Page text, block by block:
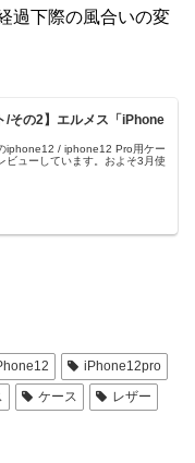
過下際の風合いの変
/その2】エルメス「iPhone
iphone12 / iphone12 Pro用ケー
ビューしています。およそ3月使
iPhone12pro
ケース
レザー